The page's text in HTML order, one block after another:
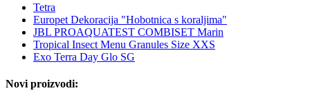
Tetra
Europet Dekoracija "Hobotnica s koraljima"
JBL PROAQUATEST COMBISET Marin
Tropical Insect Menu Granules Size XXS
Exo Terra Day Glo SG
Novi proizvodi: